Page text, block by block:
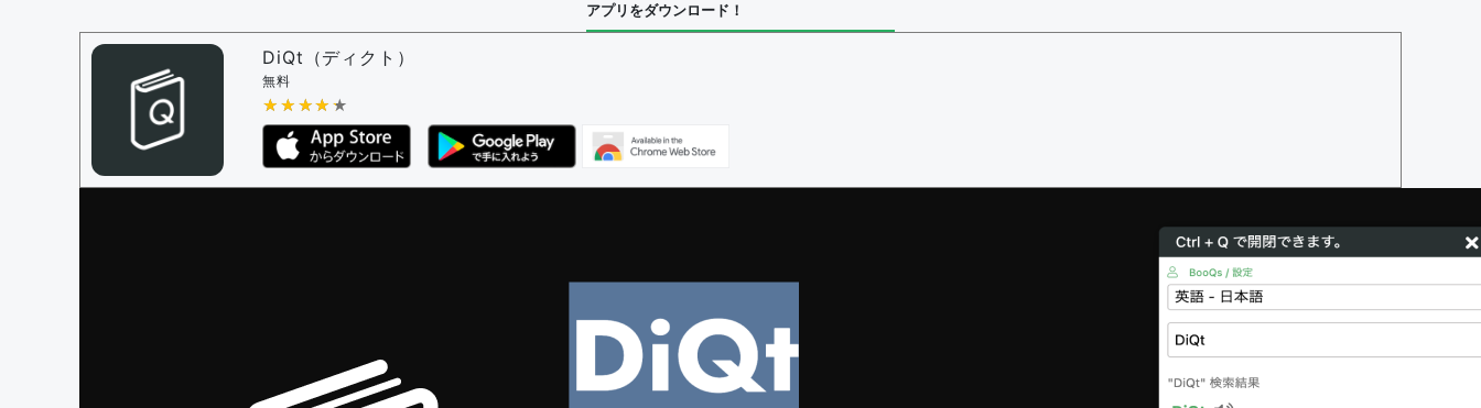
問題の編集権限を持つユーザー -
審査に対する投票権限を持つユーザー -
決定に必要な投票数 -1
編集ガイドライン
アプリをダウンロード！
DiQt（ディクト）
無料
★★★★★
★★★★★